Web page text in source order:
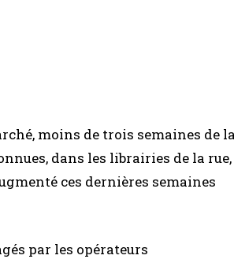
moins de trois semaines de la
dans les librairies de la rue,
ces dernières semaines
par les opérateurs